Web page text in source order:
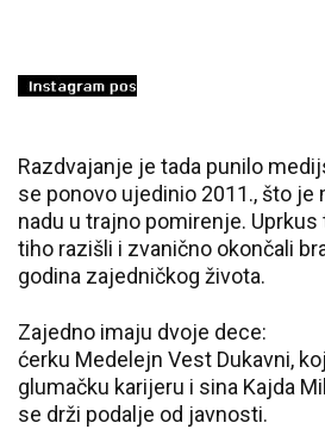
Razdvajanje je tada punilo
se ponovo ujedinio 2011., što je
nadu u trajno pomirenje.
tiho razišli i zvanično okončali
godina zajedničkog života.
Zajedno imaju dvoje dece:
ćerku Medelejn Vest Dukavni,
glumačku karijeru i sina Kajda
se drži podalje od javnosti.